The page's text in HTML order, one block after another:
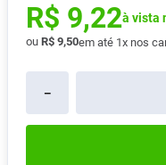
R$ 9,22à vista
ou R$ 9,50em até 1x nos
－
9 Pampers
10º Lavitan